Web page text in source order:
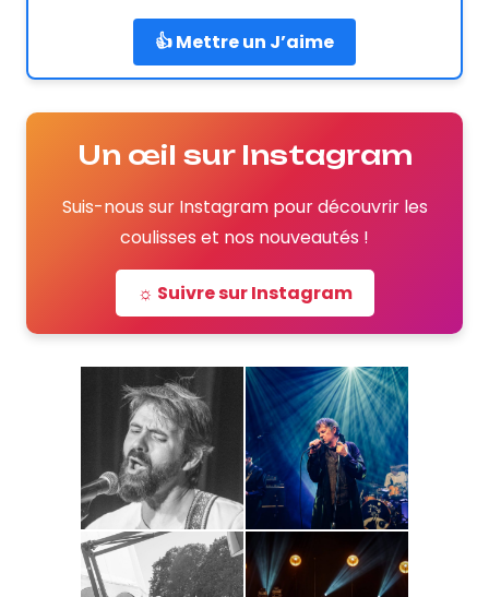
👍 Mettre un J’aime
Un œil sur Instagram
Suis-nous sur Instagram pour découvrir les
coulisses et nos nouveautés !
☼ Suivre sur Instagram